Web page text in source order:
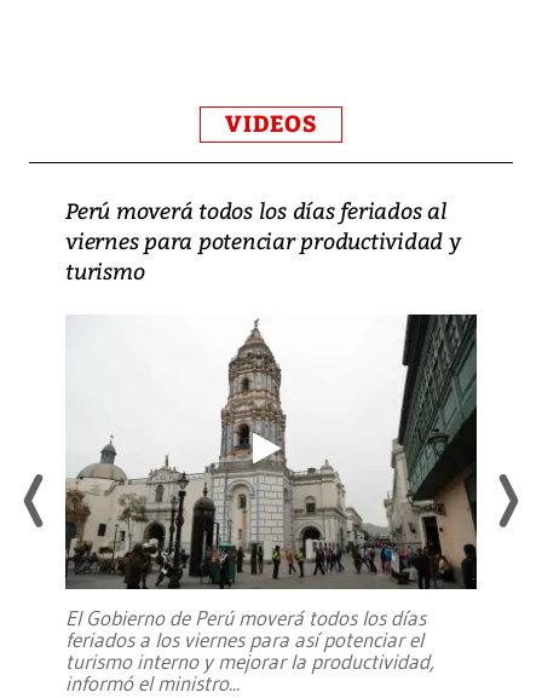
VIDEOS
Perú moverá todos los días feriados al
viernes para potenciar productividad y
turismo
El Gobierno de Perú moverá todos los días
feriados a los viernes para así potenciar el
turismo interno y mejorar la productividad,
informó el ministro...